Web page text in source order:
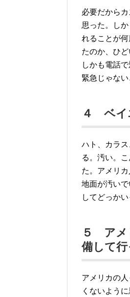
必要だから
思った。し
れることが
たのか、ひど
しかも電話
緊急じゃな
４ ベイ
ハト、カラ
る。汚い。
た。アメリ
地面が汚い
してどっか
５ アメ
備して行
アメリカの
くないよう